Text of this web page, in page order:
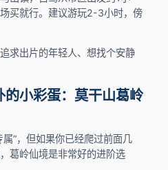
买就行。建议游玩2-3小时，傍
求出片的年轻人、想找个安静
的小彩蛋：莫干山葛岭
”，但如果你已经爬过前面几
葛岭仙境是非常好的进阶选